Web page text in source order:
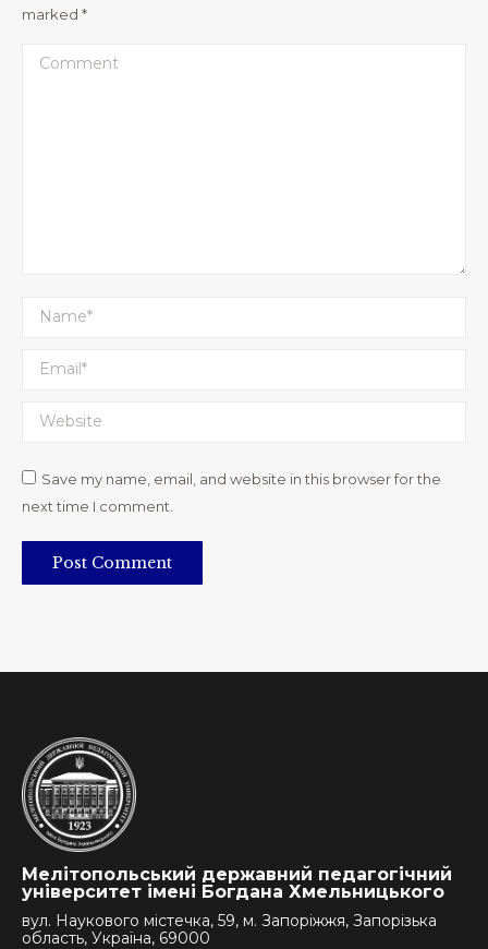
marked *
Comment
Name *
Email *
Website
Save my name, email, and website in this browser for the
next time I comment.
Post Comment
Мелітопольський державний педагогічний
університет імені Богдана Хмельницького
вул. Наукового містечка, 59, м. Запоріжжя, Запорізька
область, Україна, 69000